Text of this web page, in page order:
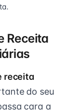
Receita
receita
do seu
cara a